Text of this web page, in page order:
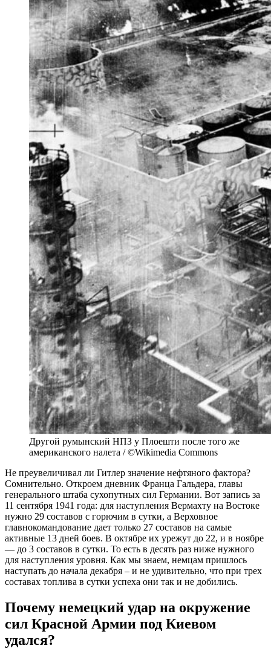
Другой румынский НПЗ у Плоешти после того же
американского налета / ©Wikimedia Commons
Не преувеличивал ли Гитлер значение нефтяного фактора?
Сомнительно. Откроем дневник Франца Гальдера, главы
генерального штаба сухопутных сил Германии. Вот запись за
11 сентября 1941 года: для наступления Вермахту на Востоке
нужно 29 составов с горючим в сутки, а Верховное
главнокомандование дает только 27 составов на самые
активные 13 дней боев. В октябре их урежут до 22, и в ноябре
— до 3 составов в сутки. То есть в десять раз ниже нужного
для наступления уровня. Как мы знаем, немцам пришлось
наступать до начала декабря – и не удивительно, что при трех
составах топлива в сутки успеха они так и не добились.
Почему немецкий удар на окружение
сил Красной Армии под Киевом
удался?